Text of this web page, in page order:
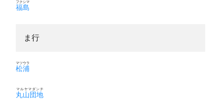
福島
フクシマ
ま行
松浦
マツウラ
丸山団地
マルヤマダンチ